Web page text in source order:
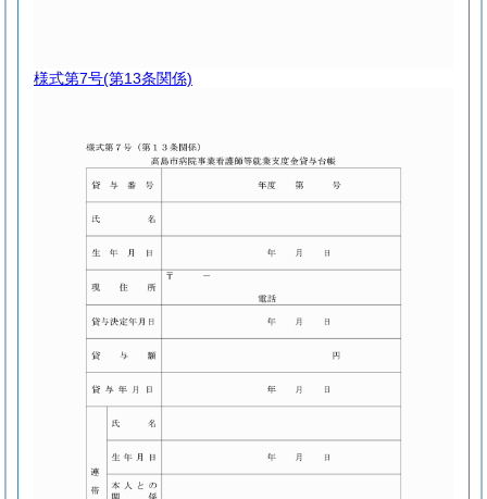
様式第7号(第13条関係)